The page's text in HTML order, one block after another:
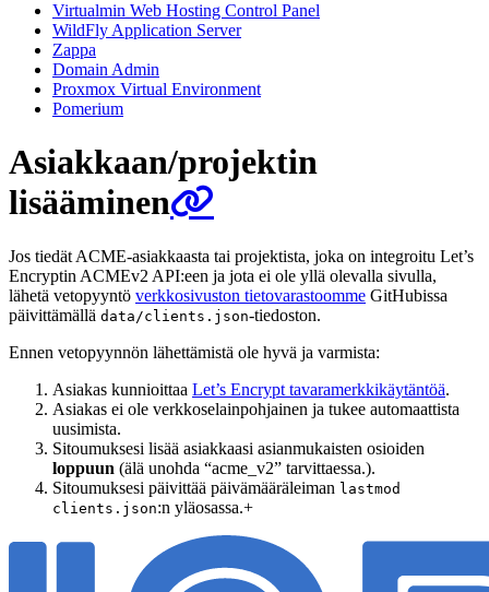
Virtualmin Web Hosting Control Panel
WildFly Application Server
Zappa
Domain Admin
Proxmox Virtual Environment
Pomerium
Asiakkaan/projektin
lisääminen
Jos tiedät ACME-asiakkaasta tai projektista, joka on integroitu Let’s
Encryptin ACMEv2 API:een ja jota ei ole yllä olevalla sivulla,
lähetä vetopyyntö verkkosivuston tietovarastoomme GitHubissa
päivittämällä data/clients.json-tiedoston.
Ennen vetopyynnön lähettämistä ole hyvä ja varmista:
Asiakas kunnioittaa Let’s Encrypt tavaramerkkikäytäntöä.
Asiakas ei ole verkkoselainpohjainen ja tukee automaattista
uusimista.
Sitoumuksesi lisää asiakkaasi asianmukaisten osioiden
loppuun (älä unohda “acme_v2” tarvittaessa.).
Sitoumuksesi päivittää päivämääräleiman lastmod
clients.json:n yläosassa.+